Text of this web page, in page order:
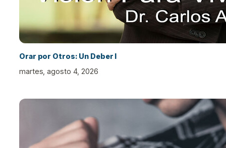
Orar por Otros: Un Deber I
martes, agosto 4, 2026